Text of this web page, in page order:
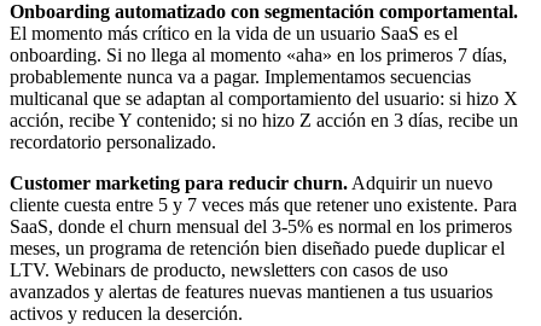
Onboarding automatizado con segmentación comportamental.
El momento más crítico en la vida de un usuario SaaS es el
onboarding. Si no llega al momento «aha» en los primeros 7 días,
probablemente nunca va a pagar. Implementamos secuencias
multicanal que se adaptan al comportamiento del usuario: si hizo X
acción, recibe Y contenido; si no hizo Z acción en 3 días, recibe un
recordatorio personalizado.
Customer marketing para reducir churn.Adquirir un nuevo
cliente cuesta entre 5 y 7 veces más que retener uno existente. Para
SaaS, donde el churn mensual del 3-5% es normal en los primeros
meses, un programa de retención bien diseñado puede duplicar el
LTV. Webinars de producto, newsletters con casos de uso
avanzados y alertas de features nuevas mantienen a tus usuarios
activos y reducen la deserción.